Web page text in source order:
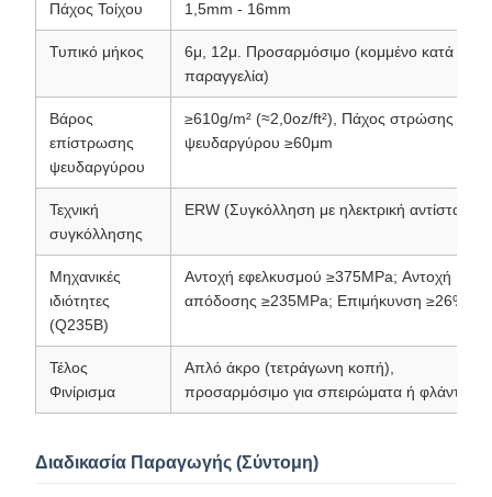
Πάχος Τοίχου 1,5mm - 16mm
Τυπικό μήκος
6μ, 12μ. Προσαρμόσιμο (κομμένο κατά
παραγγελία)
Βάρος
επίστρωσης
ψευδαργύρου
≥610g/m² (≈2,0oz/ft²), Πάχος στρώσης
ψευδαργύρου ≥60μm
Τεχνική
συγκόλλησης
ERW (Συγκόλληση με ηλεκτρική αντίσταση)
Μηχανικές
ιδιότητες
(Q235B)
Αντοχή εφελκυσμού ≥375MPa; Αντοχή
απόδοσης ≥235MPa; Επιμήκυνση ≥26%
Τέλος
Φινίρισμα
Απλό άκρο (τετράγωνη κοπή),
προσαρμόσιμο για σπειρώματα ή φλάντζα
Διαδικασία Παραγωγής (Σύντομη)